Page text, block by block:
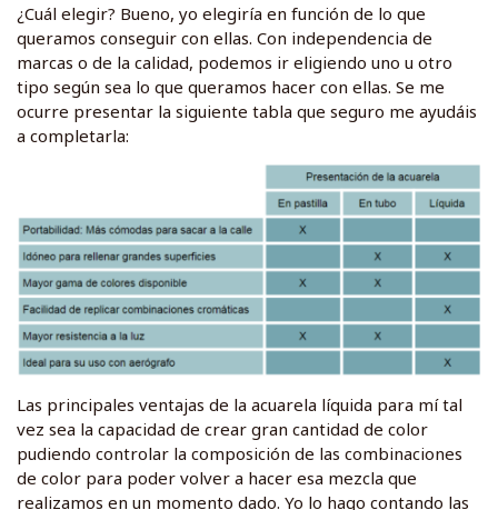
¿Cuál elegir? Bueno, yo elegiría en función de lo que
queramos conseguir con ellas. Con independencia de
marcas o de la calidad, podemos ir eligiendo uno u otro
tipo según sea lo que queramos hacer con ellas. Se me
ocurre presentar la siguiente tabla que seguro me ayudáis
a completarla:
Las principales ventajas de la acuarela líquida para mí tal
vez sea la capacidad de crear gran cantidad de color
pudiendo controlar la composición de las combinaciones
de color para poder volver a hacer esa mezcla que
realizamos en un momento dado. Yo lo hago contando las